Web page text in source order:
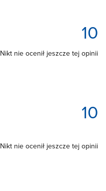
10
Nikt nie ocenił jeszcze tej opinii
10
Nikt nie ocenił jeszcze tej opinii